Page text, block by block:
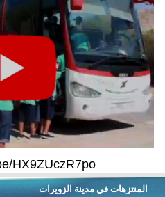
HX9ZUczR7po
المنتزهات في مدينة الزويرات